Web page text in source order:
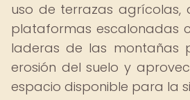
uso de terrazas agrícolas,
plataformas escalonadas
laderas de las montañas
erosión del suelo y
espacio disponible para la